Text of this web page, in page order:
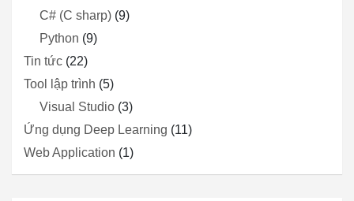
C# (C sharp) (9)
Python (9)
Tin tức (22)
Tool lập trình (5)
Visual Studio (3)
Ứng dụng Deep Learning (11)
Web Application (1)